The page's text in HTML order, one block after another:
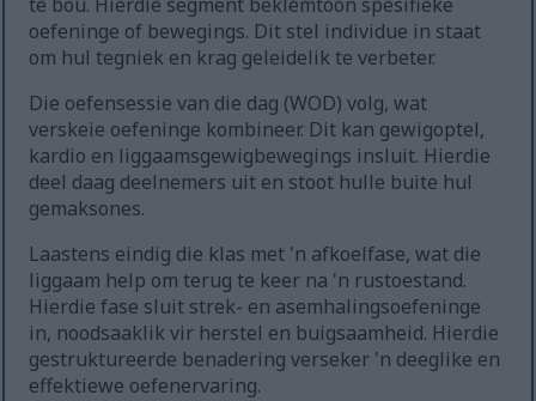
oefeninge of bewegings. Dit stel individue in staat
om hul tegniek en krag geleidelik te verbeter.
Die oefensessie van die dag (WOD) volg, wat
verskeie oefeninge kombineer. Dit kan gewigoptel,
kardio en liggaamsgewigbewegings insluit. Hierdie
deel daag deelnemers uit en stoot hulle buite hul
gemaksones.
Laastens eindig die klas met 'n afkoelfase, wat die
liggaam help om terug te keer na 'n rustoestand.
Hierdie fase sluit strek- en asemhalingsoefeninge
in, noodsaaklik vir herstel en buigsaamheid. Hierdie
gestruktureerde benadering verseker 'n deeglike en
effektiewe oefenervaring.